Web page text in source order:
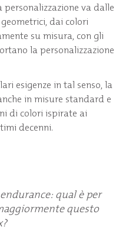
personalizzazione va dalle
dai colori
su misura, con gli
la personalizzazione
esigenze in tal senso, la
in misure standard e
di colori ispirate ai
decenni.
qual è per
questo